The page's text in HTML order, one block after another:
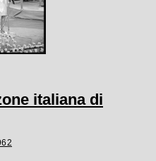
italiana di